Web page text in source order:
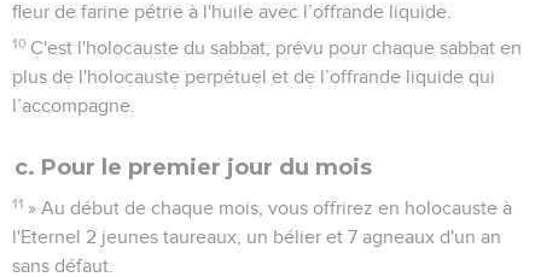
fleur de farine pétrie à l'huile avec l’offrande liquide.
10 C'est l'holocauste du sabbat, prévu pour chaque sabbat en
plus de l'holocauste perpétuel et de l’offrande liquide qui
l’accompagne.
c. Pour le premier jour du mois
11 » Au début de chaque mois, vous offrirez en holocauste à
l'Eternel 2 jeunes taureaux, un bélier et 7 agneaux d'un an
sans défaut.